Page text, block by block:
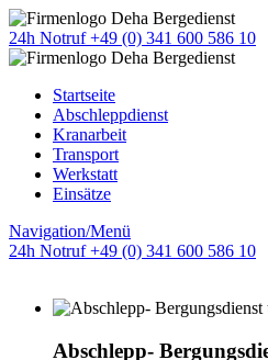
24h Notruf +49 (0) 341 600 586 10
Startseite
Abschleppdienst
Kranarbeit
Transport
Werkstatt
Einsätze
Navigation/Menü
24h Notruf +49 (0) 341 600 586 10
Abschlepp-